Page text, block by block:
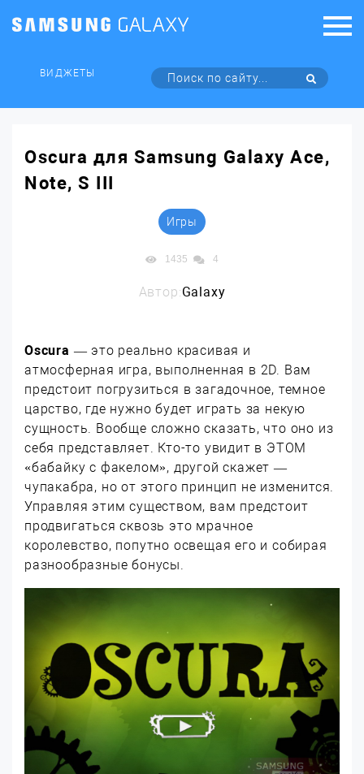
ВИДЖЕТЫ
Oscura для Samsung Galaxy Ace,
Note, S III
Игры
1435 4
Автор:Galaxy
Oscura — это реально красивая и
атмосферная игра, выполненная в 2D. Вам
предстоит погрузиться в загадочное, темное
царство, где нужно будет играть за некую
сущность. Вообще сложно сказать, что оно из
себя представляет. Кто-то увидит в ЭТОМ
«бабайку с факелом», другой скажет —
чупакабра, но от этого принцип не изменится.
Управляя этим существом, вам предстоит
продвигаться сквозь это мрачное
королевство, попутно освещая его и собирая
разнообразные бонусы.